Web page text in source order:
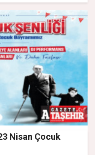
Nisan Çocuk